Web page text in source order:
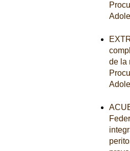
de la